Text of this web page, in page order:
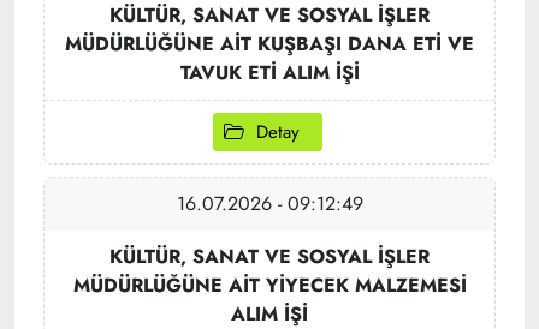
KÜLTÜR, SANAT VE SOSYAL İŞLER
MÜDÜRLÜĞÜNE AİT KUŞBAŞI DANA ETİ VE
TAVUK ETİ ALIM İŞİ
Detay
16.07.2026 - 09:12:49
KÜLTÜR, SANAT VE SOSYAL İŞLER
MÜDÜRLÜĞÜNE AİT YİYECEK MALZEMESİ
ALIM İŞİ